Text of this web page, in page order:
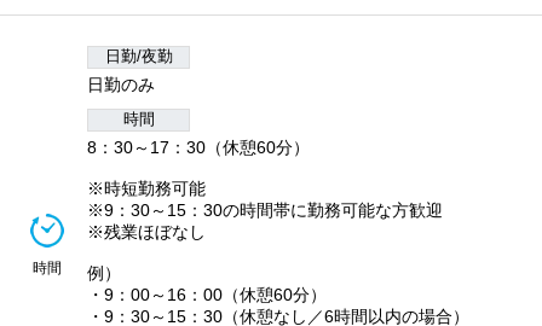
時間
日勤/夜勤
日勤のみ
時間
8：30～17：30（休憩60分）
※時短勤務可能
※9：30～15：30の時間帯に勤務可能な方歓迎
※残業ほぼなし
例）
・9：00～16：00（休憩60分）
・9：30～15：30（休憩なし／6時間以内の場合）